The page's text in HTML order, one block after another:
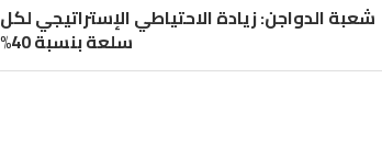
شعبة الدواجن: زيادة الاحتياطي الإستراتيجي لكل
سلعة بنسبة 40%